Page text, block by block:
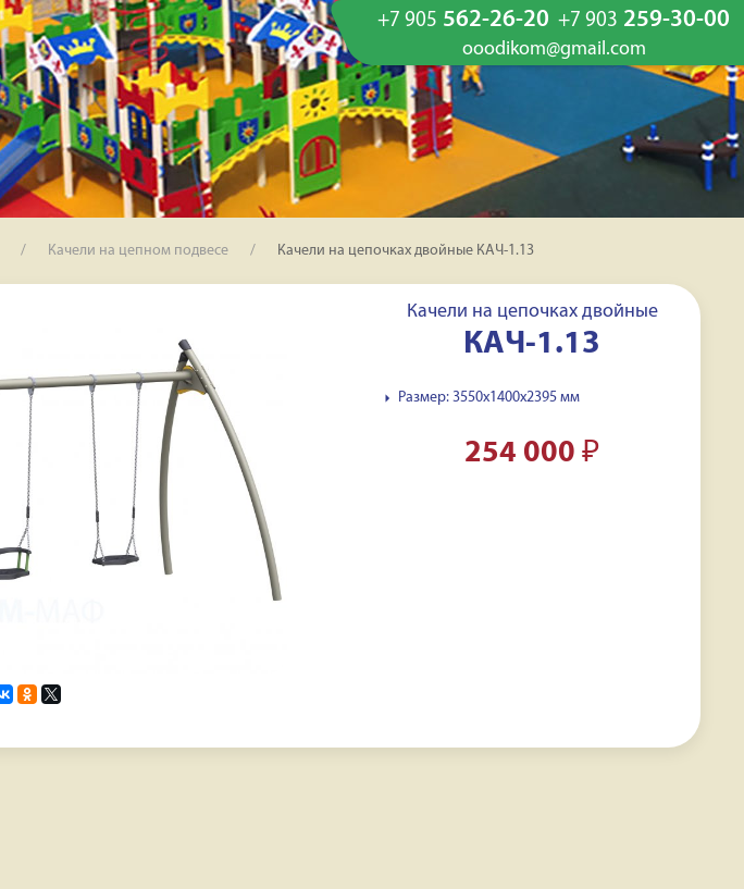
+7 905 562-26-20 +7 903 259-30-00
ooodikom@gmail.com
Качели на цепном подвесе Качели на цепочках двойные КАЧ-1.13
Качели на цепочках двойные
КАЧ-1.13
Размер: 3550x1400x2395 мм
254 000₽